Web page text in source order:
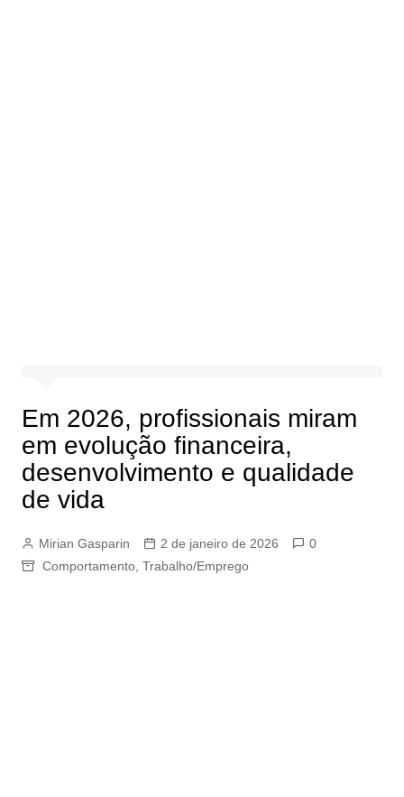
Em 2026, profissionais miram
em evolução financeira,
desenvolvimento e qualidade
de vida
Mirian Gasparin 2 de janeiro de 2026
0
Comportamento, Trabalho/Emprego